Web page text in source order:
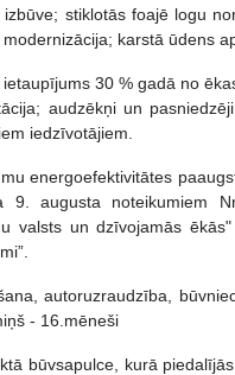
stiklotās foajē logu
karstā ūdens
30 % gadā no
audzēkņi un
iedzīvotājiem.
energoefektivitātes
augusta noteikumiem
valsts un dzīvojamās
autoruzraudzība,
- 16.mēneši
būvsapulce, kurā